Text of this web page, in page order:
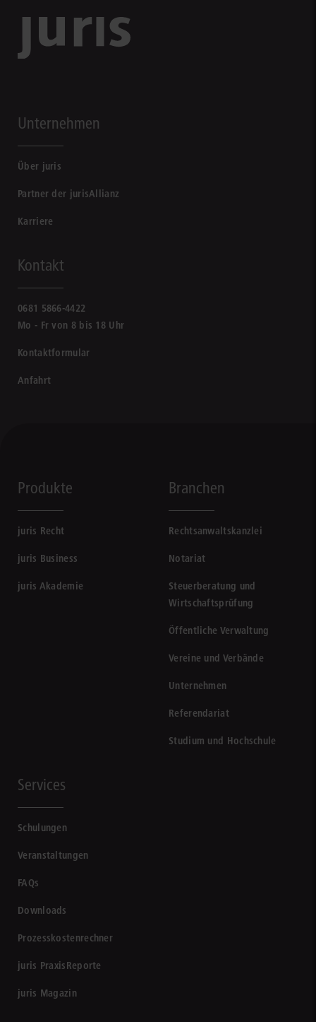
Unternehmen
Über juris
Partner der jurisAllianz
Karriere
Kontakt
0681 5866-4422
Mo - Fr von 8 bis 18 Uhr
Kontaktformular
Anfahrt
Produkte
juris Recht
juris Business
juris Akademie
Branchen
Rechtsanwaltskanzlei
Notariat
Steuerberatung und
Wirtschaftsprüfung
Öffentliche Verwaltung
Vereine und Verbände
Unternehmen
Referendariat
Studium und Hochschule
Services
Schulungen
Veranstaltungen
FAQs
Downloads
Prozesskostenrechner
juris PraxisReporte
juris Magazin